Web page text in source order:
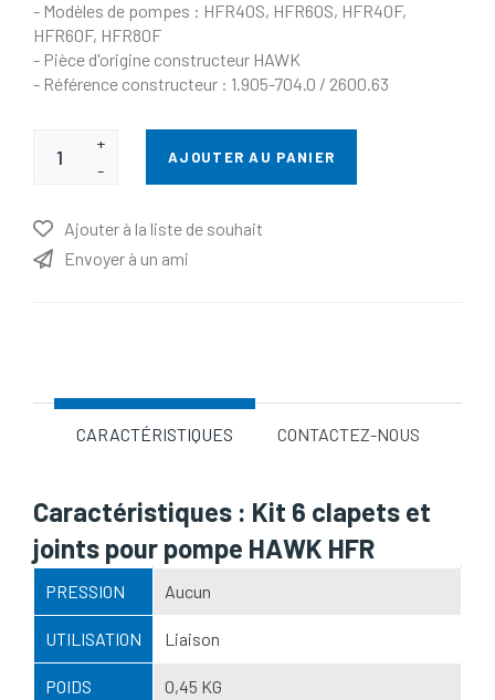
- Modèles de pompes : HFR40S, HFR60S, HFR40F,
HFR60F, HFR80F
- Pièce d'origine constructeur HAWK
- Référence constructeur : 1.905-704.0 / 2600.63
+
-
AJOUTER AU PANIER
Ajouter à la liste de souhait
Envoyer à un ami
CARACTÉRISTIQUES CONTACTEZ-NOUS
Caractéristiques : Kit 6 clapets et
joints pour pompe HAWK HFR
PRESSION Aucun
UTILISATION Liaison
POIDS 0,45 KG